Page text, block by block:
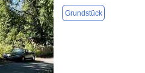
Grundstück